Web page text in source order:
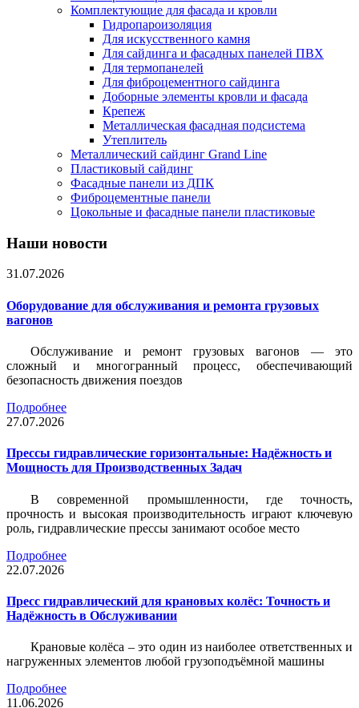
Комплектующие для фасада и кровли
Гидропароизоляция
Для искусственного камня
Для сайдинга и фасадных панелей ПВХ
Для термопанелей
Для фиброцементного сайдинга
Доборные элементы кровли и фасада
Крепеж
Металлическая фасадная подсистема
Утеплитель
Металлический сайдинг Grand Line
Пластиковый сайдинг
Фасадные панели из ДПК
Фиброцементные панели
Цокольные и фасадные панели пластиковые
Наши новости
31.07.2026
Оборудование для обслуживания и ремонта грузовых
вагонов
Обслуживание и ремонт грузовых вагонов — это
сложный и многогранный процесс, обеспечивающий
безопасность движения поездов
Подробнее
27.07.2026
Прессы гидравлические горизонтальные: Надёжность и
Мощность для Производственных Задач
В современной промышленности, где точность,
прочность и высокая производительность играют ключевую
роль, гидравлические прессы занимают особое место
Подробнее
22.07.2026
Пресс гидравлический для крановых колёс: Точность и
Надёжность в Обслуживании
Крановые колёса – это один из наиболее ответственных и
нагруженных элементов любой грузоподъёмной машины
Подробнее
11.06.2026